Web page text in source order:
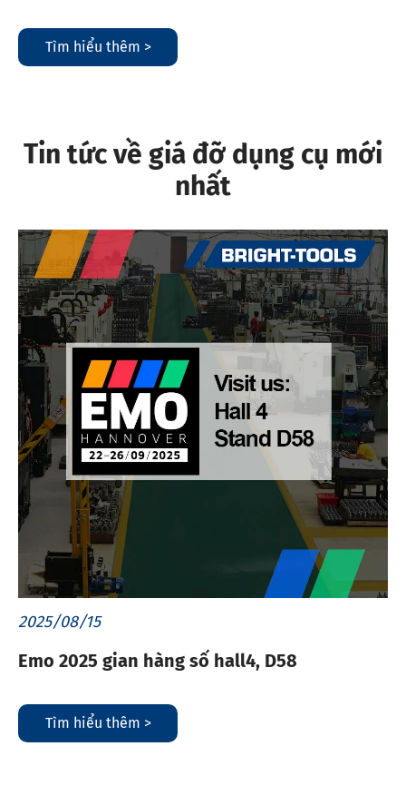
Tìm hiểu thêm >
Tin tức về giá đỡ dụng cụ mới
nhất
2025/08/15
Emo 2025 gian hàng số hall4, D58
Tìm hiểu thêm >